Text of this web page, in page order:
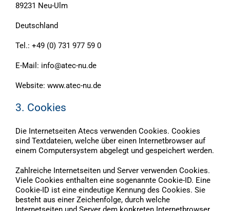
89231 Neu-Ulm
Deutschland
Tel.: +49 (0) 731 977 59 0
E-Mail: info@atec-nu.de
Website: www.atec-nu.de
3. Cookies
Die Internetseiten Atecs verwenden Cookies. Cookies
sind Textdateien, welche über einen Internetbrowser auf
einem Computersystem abgelegt und gespeichert werden.
Zahlreiche Internetseiten und Server verwenden Cookies.
Viele Cookies enthalten eine sogenannte Cookie-ID. Eine
Cookie-ID ist eine eindeutige Kennung des Cookies. Sie
besteht aus einer Zeichenfolge, durch welche